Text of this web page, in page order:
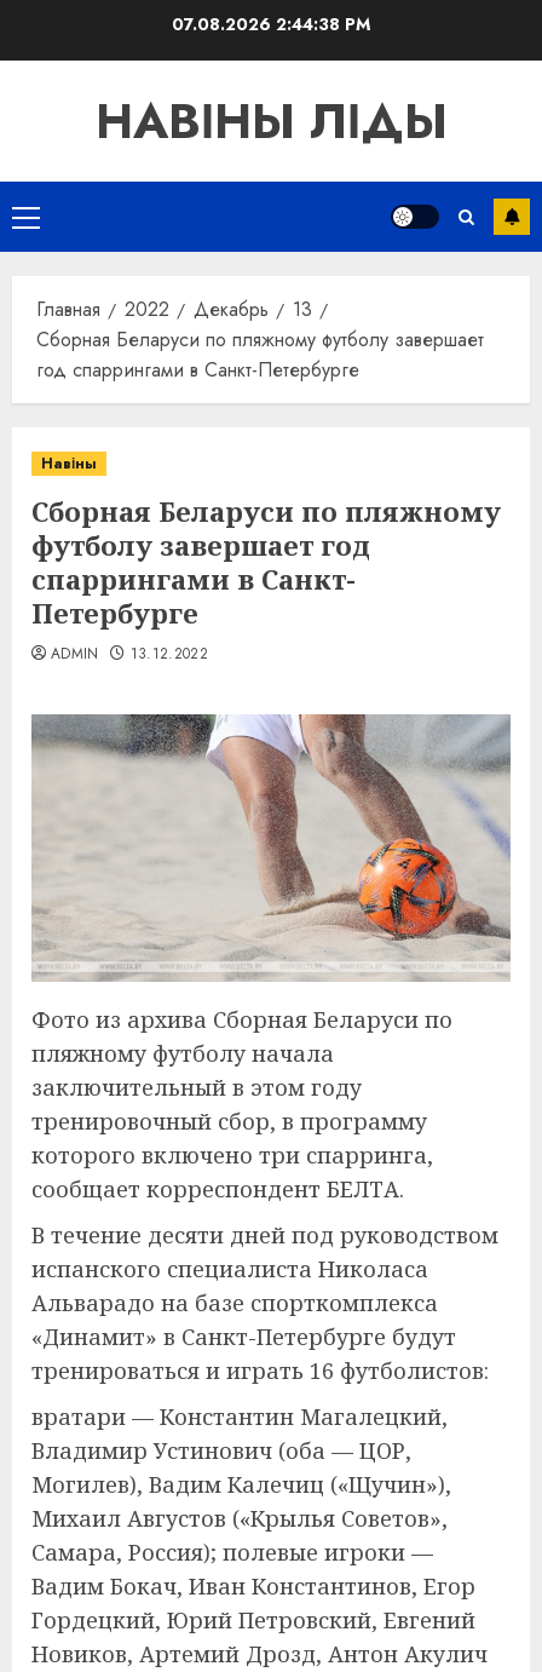
07.08.2026 2:44:39 PM
НАВІНЫ ЛІДЫ
Основное
меню
Главная 2022 Декабрь
13
Сборная Беларуси по пляжному футболу завершает
год спаррингами в Санкт-Петербурге
Навіны
Сборная Беларуси по пляжному
футболу завершает год
спаррингами в Санкт-
Петербурге
ADMIN 13.12.2022
Фото из архива Сборная Беларуси по
пляжному футболу начала
заключительный в этом году
тренировочный сбор, в программу
которого включено три спарринга,
сообщает корреспондент БЕЛТА.
В течение десяти дней под руководством
испанского специалиста Николаса
Альварадо на базе спорткомплекса
«Динамит» в Санкт-Петербурге будут
тренироваться и играть 16 футболистов:
вратари — Константин Магалецкий,
Владимир Устинович (оба — ЦОР,
Могилев), Вадим Калечиц («Щучин»),
Михаил Августов («Крылья Советов»,
Самара, Россия); полевые игроки —
Вадим Бокач, Иван Константинов, Егор
Гордецкий, Юрий Петровский, Евгений
Новиков, Артемий Дрозд, Антон Акулич